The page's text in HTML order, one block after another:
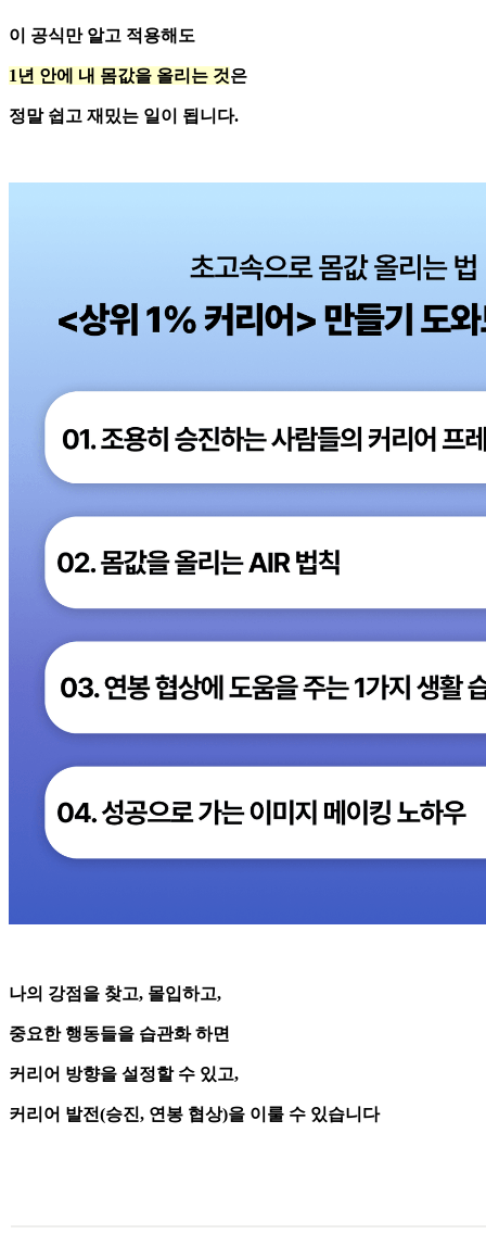
이 공식만 알고 적용해도
1년 안에 내 몸값을 올리는 것은
정말 쉽고 재밌는 일이 됩니다.
나의 강점을 찾고, 몰입하고,
중요한 행동들을 습관화 하면
커리어 방향을 설정할 수 있고,
커리어 발전(승진, 연봉 협상)을 이룰 수 있습니다